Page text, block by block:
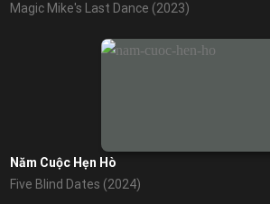
Đứa Trẻ Giả Mạo
The Changeling (2023)
Magic Mike's Last Dance (2023)
Năm Cuộc Hẹn Hò
Five Blind Dates (2024)